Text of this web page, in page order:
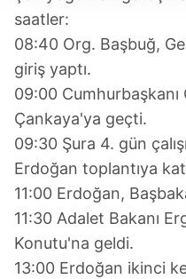
takdirde, kullanıcılara
gösterilmeyecektir."
Sizlere daha iyi bir hizmet
Sitemizde kendimize ve
kullanılmaktadır. Bu
verileriniz işlenmekte olup
toplumu hizmetlerinin
kullanılmaktadır. Diğer
kılınması ve
reklam/pazarlama
sınırlı olarak açık rızanız
saatler:
08:40 Org. Başbuğ,
giriş yaptı.
09:00 Cumhurbaşkanı
Çankaya'ya geçti.
09:30 Şura 4. gün
Erdoğan toplantıya
11:00 Erdoğan,
11:30 Adalet Bakanı
Konutu'na geldi.
13:00 Erdoğan ikinci